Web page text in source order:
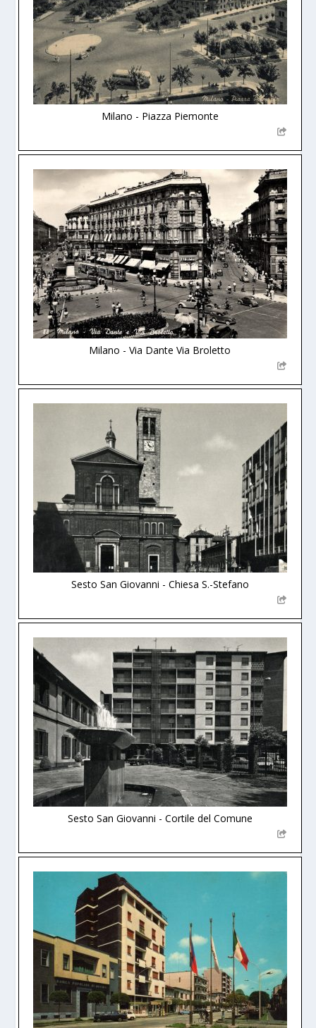
Milano - Piazza Piemonte
Milano - Via Dante Via Broletto
Sesto San Giovanni - Chiesa S.-Stefano
Sesto San Giovanni - Cortile del Comune